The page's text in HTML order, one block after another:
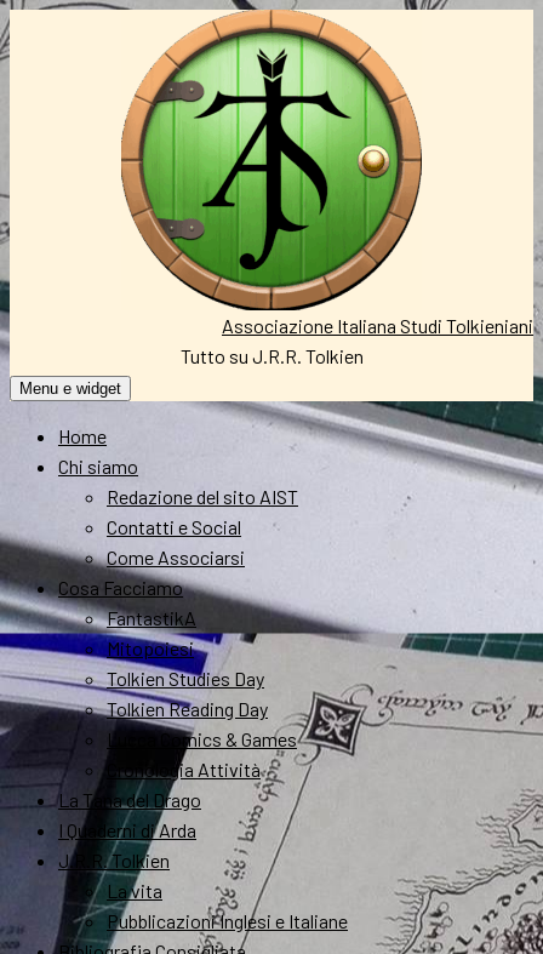
Vai
al
Associazione Italiana Studi Tolkieniani
Tutto su J.R.R. Tolkien
Menu e widget
Home
Chi siamo
Redazione del sito AIST
Contatti e Social
Come Associarsi
Cosa Facciamo
FantastikA
Mitopoiesi
Tolkien Studies Day
Tolkien Reading Day
Lucca Comics & Games
Cronologia Attività
La Tana del Drago
I Quaderni di Arda
J.R.R. Tolkien
La vita
Pubblicazioni Inglesi e Italiane